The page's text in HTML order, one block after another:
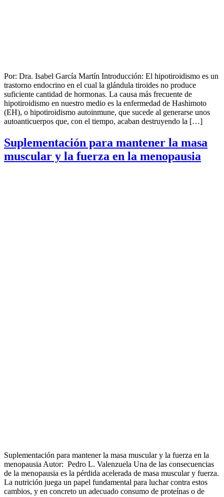
Por: Dra. Isabel García Martín Introducción: El hipotiroidismo es un
trastorno endocrino en el cual la glándula tiroides no produce
suficiente cantidad de hormonas. La causa más frecuente de
hipotiroidismo en nuestro medio es la enfermedad de Hashimoto
(EH), o hipotiroidismo autoinmune, que sucede al generarse unos
autoanticuerpos que, con el tiempo, acaban destruyendo la […]
Suplementación para mantener la masa
muscular y la fuerza en la menopausia
Suplementación para mantener la masa muscular y la fuerza en la
menopausia Autor: Pedro L. Valenzuela Una de las consecuencias
de la menopausia es la pérdida acelerada de masa muscular y fuerza.
La nutrición juega un papel fundamental para luchar contra estos
cambios, y en concreto un adecuado consumo de proteínas o de